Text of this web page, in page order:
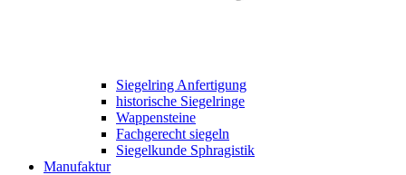
Siegelring Anfertigung
historische Siegelringe
Wappensteine
Fachgerecht siegeln
Siegelkunde Sphragistik
Manufaktur